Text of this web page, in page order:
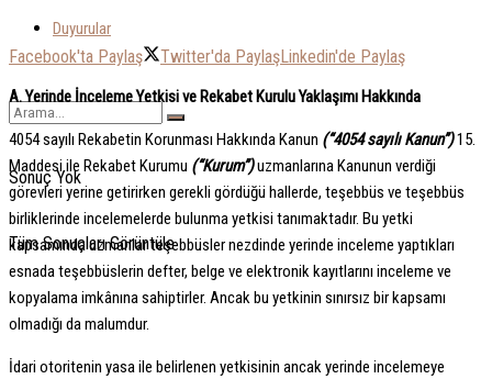
Duyurular
Sonuç Yok
Tüm Sonuçları Görüntüle
Facebook'ta Paylaş Twitter'da PaylaşLinkedin'de Paylaş
A. Yerinde İnceleme Yetkisi ve Rekabet Kurulu Yaklaşımı Hakkında
4054 sayılı Rekabetin Korunması Hakkında Kanun (“4054 sayılı Kanun”)15.
Maddesi ile Rekabet Kurumu (“Kurum”)uzmanlarına Kanunun verdiği
görevleri yerine getirirken gerekli gördüğü hallerde, teşebbüs ve teşebbüs
birliklerinde incelemelerde bulunma yetkisi tanımaktadır. Bu yetki
kapsamında uzmanlar teşebbüsler nezdinde yerinde inceleme yaptıkları
esnada teşebbüslerin defter, belge ve elektronik kayıtlarını inceleme ve
kopyalama imkânına sahiptirler. Ancak bu yetkinin sınırsız bir kapsamı
olmadığı da malumdur.
İdari otoritenin yasa ile belirlenen yetkisinin ancak yerinde incelemeye